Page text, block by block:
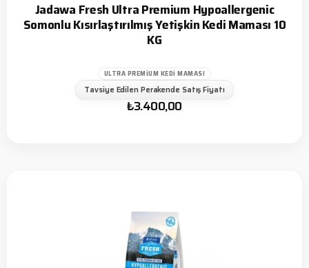
Jadawa Fresh Ultra Premium Hypoallergenic
Somonlu Kısırlaştırılmış Yetişkin Kedi Maması 10
KG
ULTRA PREMIUM KEDI MAMASI
Tavsiye Edilen Perakende Satış Fiyatı
₺3.400,00